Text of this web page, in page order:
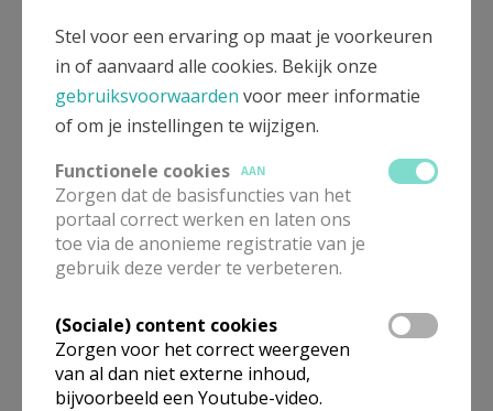
pastoor
Cryptelaan 1
1702 Groot-Bijgaarden
02 466 12 31
Stel voor een ervaring op maat je voorkeuren
in of aanvaard alle cookies. Bekijk onze
gebruiksvoorwaarden voor meer informatie
of om je instellingen te wijzigen.
Functionele cookies
AAN
Zorgen dat de basisfuncties van het
portaal correct werken en laten ons
toe via de anonieme registratie van je
gebruik deze verder te verbeteren.
(Sociale) content cookies
Zorgen voor het correct weergeven
van al dan niet externe inhoud,
bijvoorbeeld een Youtube-video.